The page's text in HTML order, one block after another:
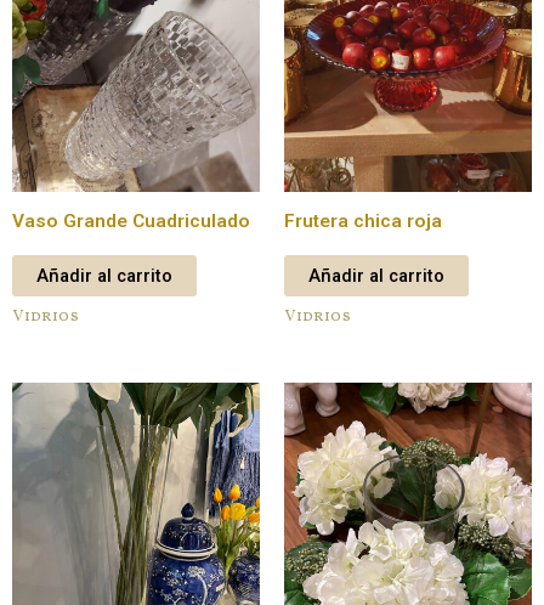
Vaso Grande Cuadriculado
Añadir al carrito
Vidrios
Frutera chica roja
Añadir al carrito
Vidrios